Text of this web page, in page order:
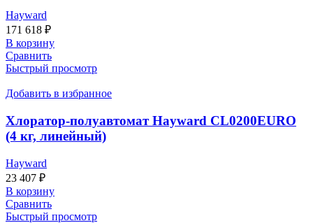
Hayward
171 618 ₽
В корзину
Сравнить
Быстрый просмотр
Добавить в избранное
Хлоратор-полуавтомат Hayward CL0200EURO
(4 кг, линейный)
Hayward
23 407 ₽
В корзину
Сравнить
Быстрый просмотр